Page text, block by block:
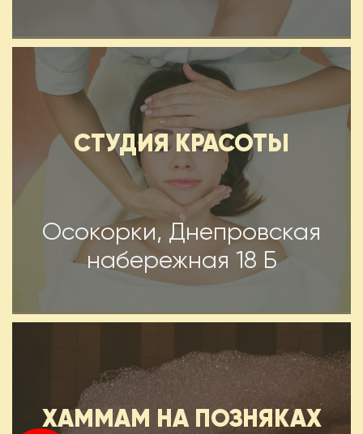
СТУДИЯ КРАСОТЫ
Осокорки, Днепровская
набережная 18 Б
ХАММАМ НА ПОЗНЯКАХ